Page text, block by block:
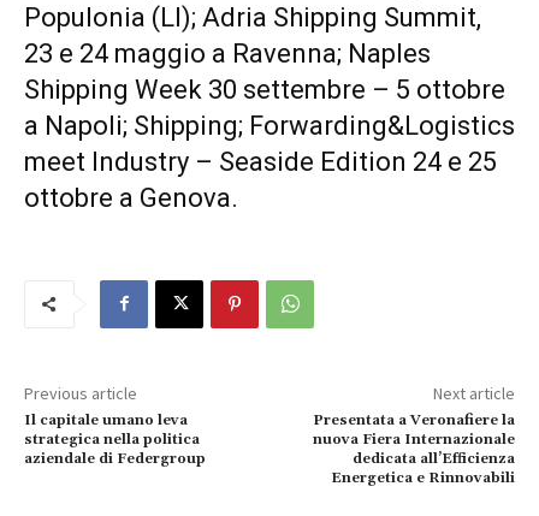
Populonia (LI); Adria Shipping Summit,
23 e 24 maggio a Ravenna; Naples
Shipping Week 30 settembre – 5 ottobre
a Napoli; Shipping; Forwarding&Logistics
meet Industry – Seaside Edition 24 e 25
ottobre a Genova.
Previous article
Il capitale umano leva
strategica nella politica
aziendale di Federgroup
Next article
Presentata a Veronafiere la
nuova Fiera Internazionale
dedicata all’Efficienza
Energetica e Rinnovabili